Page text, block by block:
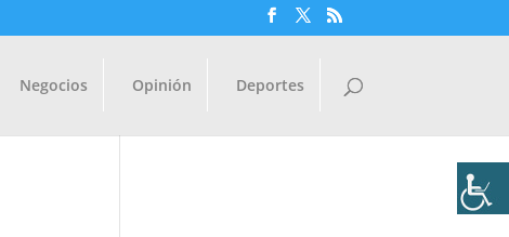
Negocios Opinión Deportes